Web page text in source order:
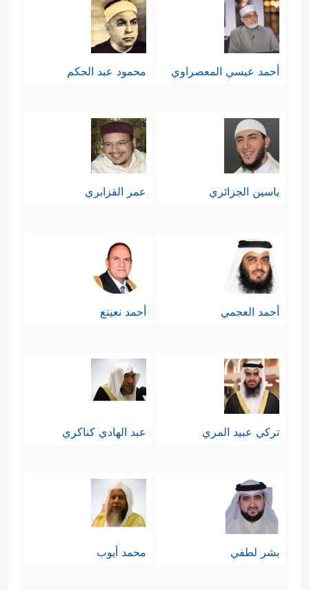
أحمد عيسي المعصراوي محمود عبد الحكم
ياسين الجزائري عمر القزابري
أحمد العجمي أحمد نعينع
تركي عبيد المري عبد الهادي كناكري
بشر لطفي محمد أيوب